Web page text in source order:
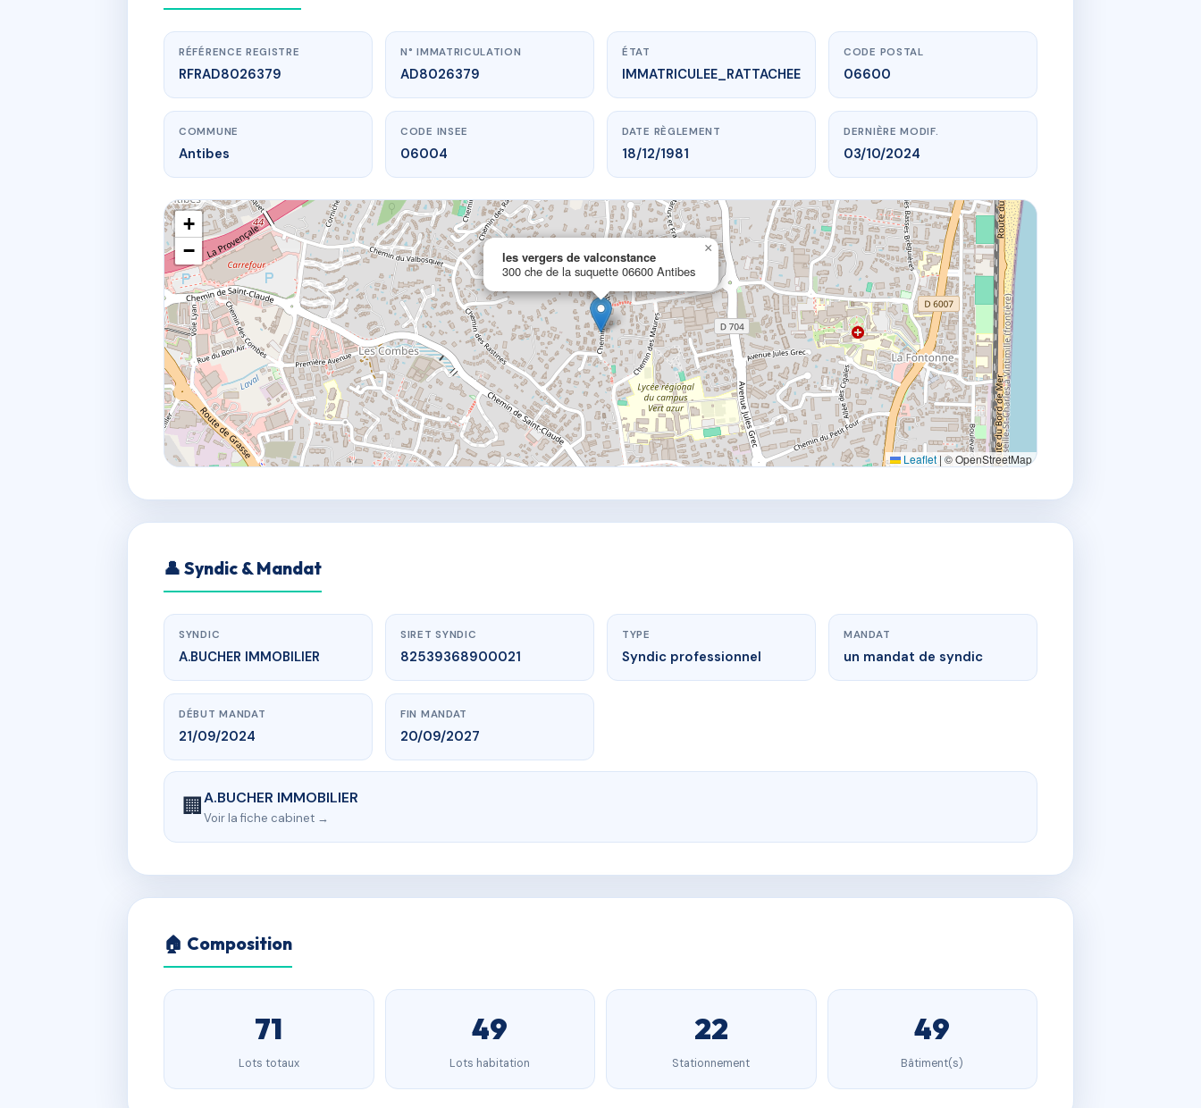
www.vme.plus/AD8026379
les vergers de valconstance
300 che de la suquette06600 Antibes
RÉFÉRENCE REGISTRE
RFRAD8026379
N° IMMATRICULATION
AD8026379
ÉTAT
IMMATRICULEE_RATTACHEE
CODE POSTAL
06600
COMMUNE
Antibes
CODE INSEE
06004
DATE RÈGLEMENT
18/12/1981
DERNIÈRE MODIF.
03/10/2024
les vergers de valconstance
300 che de la suquette 06600 Antibes
×
+
−
Leaflet | © OpenStreetMap
👤 Syndic & Mandat
SYNDIC
A.BUCHER IMMOBILIER
SIRET SYNDIC
82539368900021
TYPE
Syndic professionnel
MANDAT
un mandat de syndic
DÉBUT MANDAT
21/09/2024
FIN MANDAT
20/09/2027
🏢A.BUCHER IMMOBILIER
Voir la fiche cabinet →
🏠 Composition
71
Lots totaux
49
Lots habitation
22
Stationnement
49
Bâtiment(s)